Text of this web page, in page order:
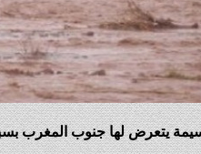
يتعرض لها جنوب المغرب